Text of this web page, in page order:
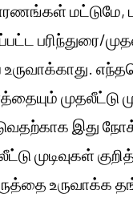
மட்டுமே,
பரிந்துரை/
முதலீட்டு
இது
முடிவுகள்
உருவாக்க